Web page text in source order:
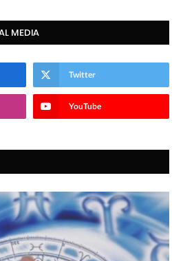
MEDIA
Twitter
YouTube